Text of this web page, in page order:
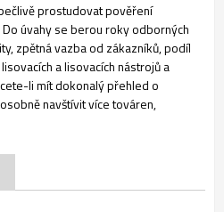
prostudovat pověření
úvahy se berou roky odborných
zpětná vazba od zákazníků, podíl
a lisovacích nástrojů a
li mít dokonalý přehled o
navštívit více továren,